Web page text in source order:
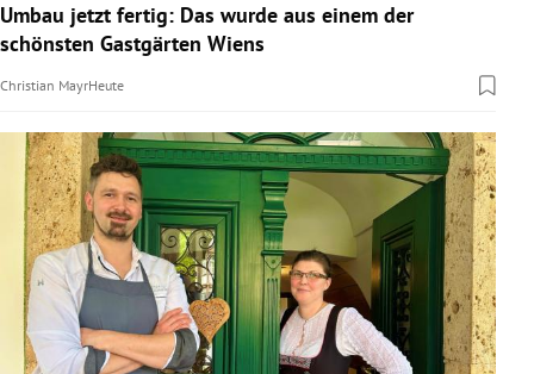
Umbau jetzt fertig: Das wurde aus einem der
schönsten Gastgärten Wiens
Christian MayrHeute